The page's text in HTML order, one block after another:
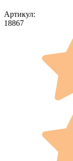
Артикул:
18867